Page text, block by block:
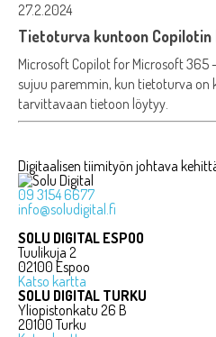
27.2.2024
Tietoturva kuntoon
Microsoft Copilot for Microsoft
sujuu paremmin, kun tietoturva on
tarvittavaan tietoon löytyy.
Digitaalisen tiimityön johtava
09 3154 6677
info@soludigital.fi
SOLU DIGITAL ESPOO
Tuulikuja 2
02100 Espoo
Katso kartta
SOLU DIGITAL TURKU
Yliopistonkatu 26 B
20100 Turku